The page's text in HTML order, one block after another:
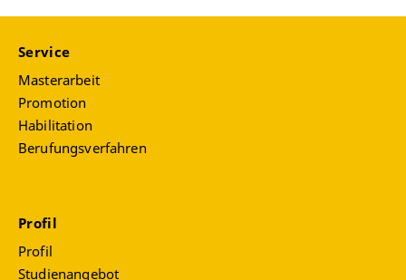
Service
Masterarbeit
Promotion
Habilitation
Berufungsverfahren
Profil
Profil
Studienangebot